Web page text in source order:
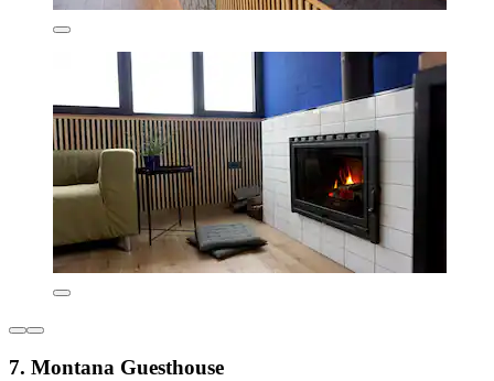
7. Montana Guesthouse